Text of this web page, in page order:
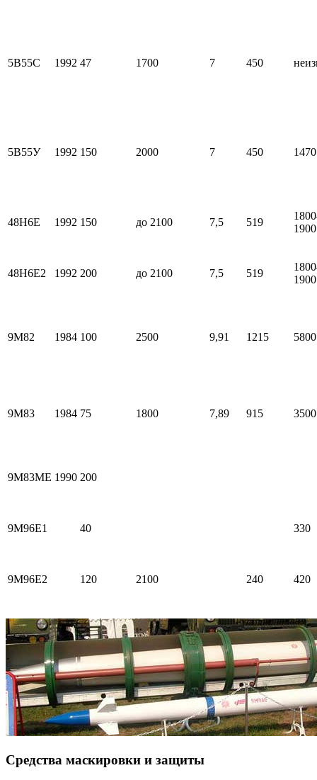
5В55С 1992 47 1700 7 450
5В55У 1992 150 2000 7 450 1470
48Н6E 1992 150 до 2100 7,5 519
1900
48Н6E2 1992 200 до 2100 7,5 519
1900
9М82 1984 100 2500 9,91 1215 5800
9М83 1984 75 1800 7,89 915 3500
9М83МЕ 1990 200
9М96Е1 40 330
9М96Е2 120 2100 240 420
Средства маскировки и защиты